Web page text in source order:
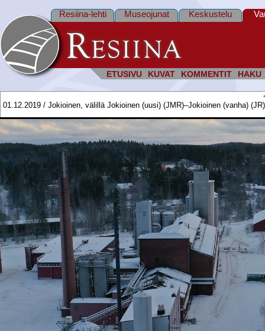
ETUSIVU KUVAT KOMMENTIT HAKU
Resiina-lehti Museojunat Keskustelu
01.12.2019 / Jokioinen, välillä Jokioinen (uusi) (JMR)–Jokioinen (vanha) (JR)